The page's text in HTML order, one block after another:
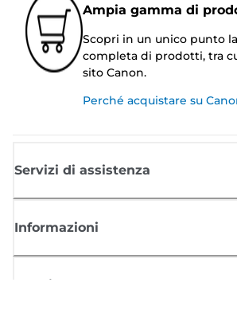
Ampia gamma di
Scopri in un unico punto
completa di prodotti, tra
sito Canon.
Perché acquistare su
Servizi di assistenza
Informazioni
Acquisto